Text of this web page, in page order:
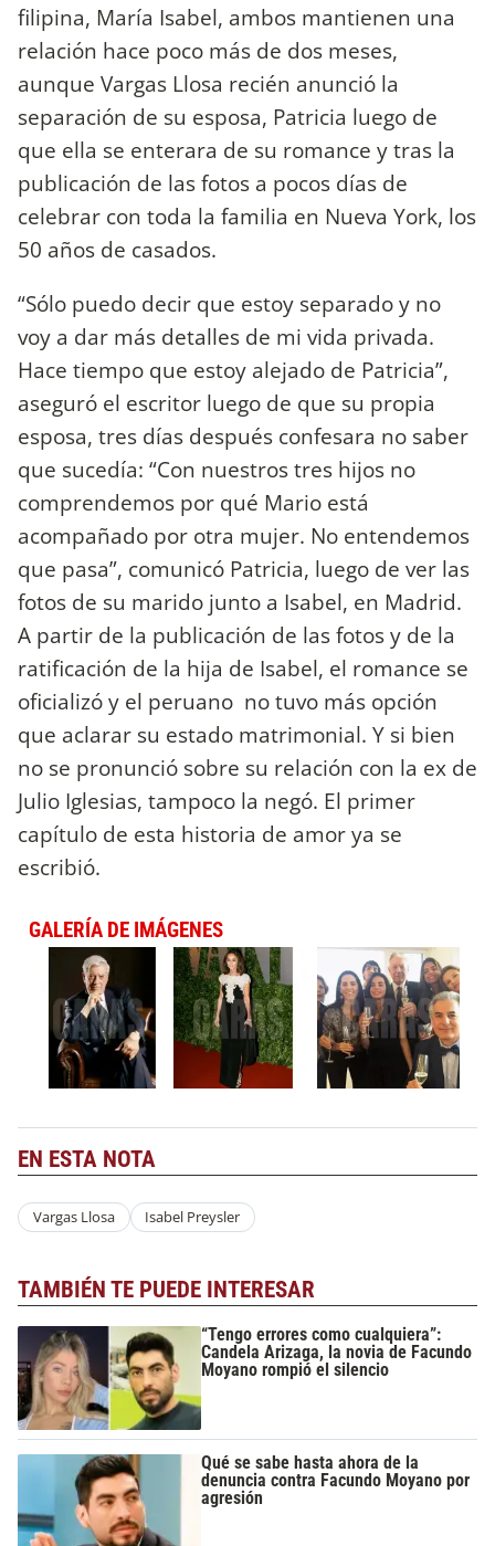
filipina, María Isabel, ambos mantienen una
relación hace poco más de dos meses,
aunque Vargas Llosa recién anunció la
separación de su esposa, Patricia luego de
que ella se enterara de su romance y tras la
publicación de las fotos a pocos días de
celebrar con toda la familia en Nueva York, los
50 años de casados.
“Sólo puedo decir que estoy separado y no
voy a dar más detalles de mi vida privada.
Hace tiempo que estoy alejado de Patricia”,
aseguró el escritor luego de que su propia
esposa, tres días después confesara no saber
que sucedía: “Con nuestros tres hijos no
comprendemos por qué Mario está
acompañado por otra mujer. No entendemos
que pasa”, comunicó Patricia, luego de ver las
fotos de su marido junto a Isabel, en Madrid.
A partir de la publicación de las fotos y de la
ratificación de la hija de Isabel, el romance se
oficializó y el peruano no tuvo más opción
que aclarar su estado matrimonial. Y si bien
no se pronunció sobre su relación con la ex de
Julio Iglesias, tampoco la negó. El primer
capítulo de esta historia de amor ya se
escribió.
GALERÍA DE IMÁGENES
EN ESTA NOTA
Vargas Llosa Isabel Preysler
TAMBIÉN TE PUEDE INTERESAR
“Tengo errores como cualquiera”:
Candela Arizaga, la novia de Facundo
Moyano rompió el silencio
Qué se sabe hasta ahora de la
denuncia contra Facundo Moyano por
agresión